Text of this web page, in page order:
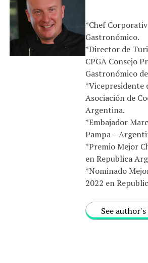
*Chef
Gastronómico.
*Director de
CPGA Consejo
Gastronómico
*Vicepresidente
Asociación de
Argentina.
*Embajador
Pampa –
*Premio Mejor
en Republica
*Nominado
2022 en
See